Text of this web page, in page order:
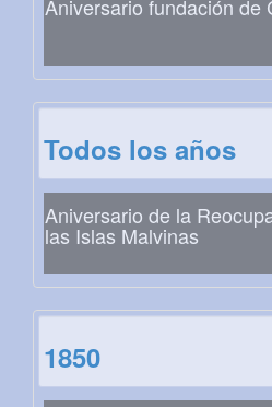
Aniversario fundación de
Todos los años
Aniversario de la
las Islas Malvinas
1850